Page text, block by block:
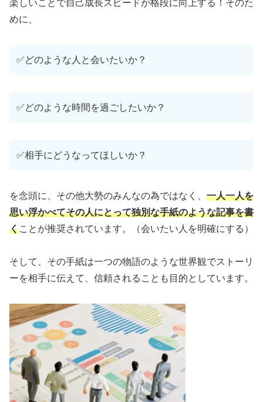
楽しいことで自己成長スピードが格段に向上する！そのた
めに、
✅どのような人と会いたいか？
✅どのような時間を過ごしたいか？
✅相手にどうなってほしいか？
を念頭に、その他大勢のみんなの為ではなく、 一人一人を
思い浮かべてその人にとって独別な手紙のような記事を書
くことが推奨されています。（会いたい人を明確にする）
そして、その手紙は一つの物語のような世界観でストーリ
ーを相手に伝えて、信頼されることも目的としています。